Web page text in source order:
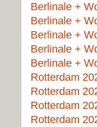
Berlinale +
Berlinale +
Berlinale +
Berlinale +
Berlinale +
Rotterdam
Rotterdam
Rotterdam
Rotterdam